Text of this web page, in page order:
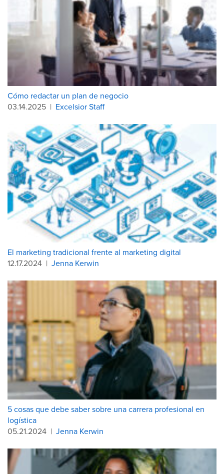
Cómo redactar un plan de negocio
03.14.2025 | Excelsior Staff
El marketing tradicional frente al marketing digital
12.17.2024 | Jenna Kerwin
5 cosas que debe saber sobre una carrera profesional en
logística
05.21.2024 | Jenna Kerwin